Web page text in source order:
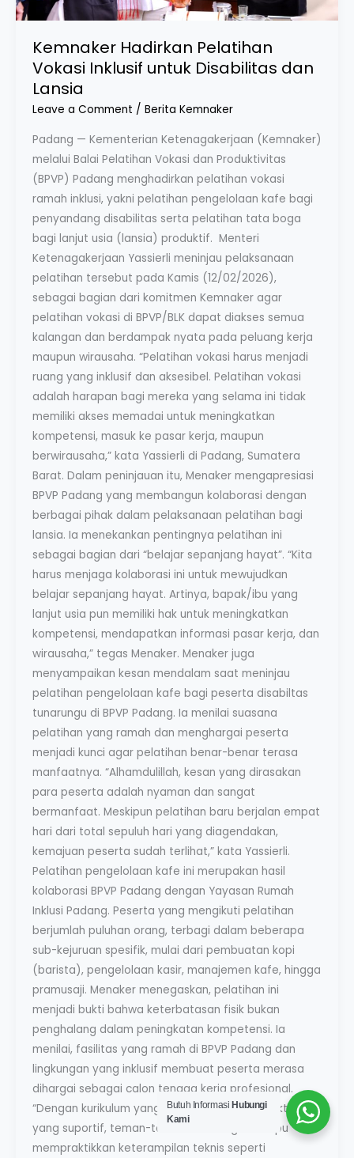
Kemnaker Hadirkan Pelatihan
Vokasi Inklusif untuk Disabilitas dan
Lansia
Leave a Comment / Berita Kemnaker
Padang — Kementerian Ketenagakerjaan (Kemnaker)
melalui Balai Pelatihan Vokasi dan Produktivitas
(BPVP) Padang menghadirkan pelatihan vokasi
ramah inklusi, yakni pelatihan pengelolaan kafe bagi
penyandang disabilitas serta pelatihan tata boga
bagi lanjut usia (lansia) produktif. Menteri
Ketenagakerjaan Yassierli meninjau pelaksanaan
pelatihan tersebut pada Kamis (12/02/2026),
sebagai bagian dari komitmen Kemnaker agar
pelatihan vokasi di BPVP/BLK dapat diakses semua
kalangan dan berdampak nyata pada peluang kerja
maupun wirausaha. “Pelatihan vokasi harus menjadi
ruang yang inklusif dan aksesibel. Pelatihan vokasi
adalah harapan bagi mereka yang selama ini tidak
memiliki akses memadai untuk meningkatkan
kompetensi, masuk ke pasar kerja, maupun
berwirausaha,” kata Yassierli di Padang, Sumatera
Barat. Dalam peninjauan itu, Menaker mengapresiasi
BPVP Padang yang membangun kolaborasi dengan
berbagai pihak dalam pelaksanaan pelatihan bagi
lansia. Ia menekankan pentingnya pelatihan ini
sebagai bagian dari “belajar sepanjang hayat”. “Kita
harus menjaga kolaborasi ini untuk mewujudkan
belajar sepanjang hayat. Artinya, bapak/ibu yang
lanjut usia pun memiliki hak untuk meningkatkan
kompetensi, mendapatkan informasi pasar kerja, dan
wirausaha,” tegas Menaker. Menaker juga
menyampaikan kesan mendalam saat meninjau
pelatihan pengelolaan kafe bagi peserta disabiltas
tunarungu di BPVP Padang. Ia menilai suasana
pelatihan yang ramah dan menghargai peserta
menjadi kunci agar pelatihan benar-benar terasa
manfaatnya. “Alhamdulillah, kesan yang dirasakan
para peserta adalah nyaman dan sangat
bermanfaat. Meskipun pelatihan baru berjalan empat
hari dari total sepuluh hari yang diagendakan,
kemajuan peserta sudah terlihat,” kata Yassierli.
Pelatihan pengelolaan kafe ini merupakan hasil
kolaborasi BPVP Padang dengan Yayasan Rumah
Inklusi Padang. Peserta yang mengikuti pelatihan
berjumlah puluhan orang, terbagi dalam beberapa
sub-kejuruan spesifik, mulai dari pembuatan kopi
(barista), pengelolaan kasir, manajemen kafe, hingga
pramusaji. Menaker menegaskan, pelatihan ini
menjadi bukti bahwa keterbatasan fisik bukan
penghalang dalam peningkatan kompetensi. Ia
menilai, fasilitas yang ramah di BPVP Padang dan
lingkungan yang inklusif membuat peserta merasa
dihargai sebagai calon tenaga kerja profesional.
“Dengan kurikulum yang diadaptasi dan instruktur
yang suportif, teman-teman tunarungu mampu
mempraktikkan keterampilan teknis seperti
Butuh Informasi Hubungi
Kami